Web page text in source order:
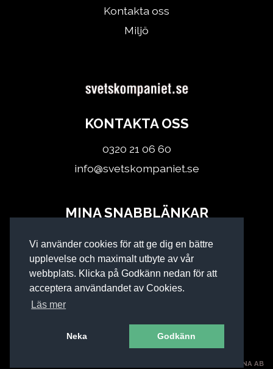
Vi använder cookies för att ge dig en bättre
upplevelse och maximalt utbyte av vår
webbplats. Klicka på Godkänn nedan för att
acceptera användandet av Cookies.
Läs mer
Neka Godkänn
Kontakta oss
Miljö
KONTAKTA OSS
0320 21 06 60
info@svetskompaniet.se
MINA SNABBLÄNKAR
Köpvillkor
SVETSKOMPANIET I KINNA AB